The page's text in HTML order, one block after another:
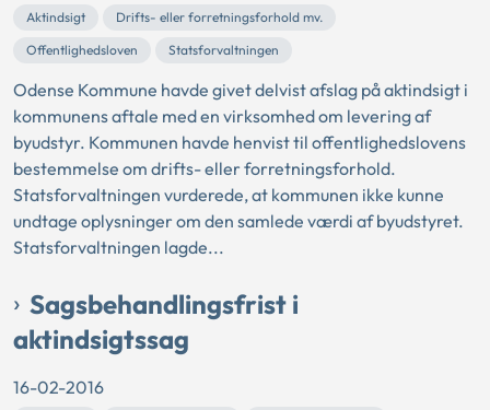
Aktindsigt
Drifts- eller forretningsforhold mv.
Offentlighedsloven
Statsforvaltningen
Odense Kommune havde givet delvist afslag på aktindsigt i
kommunens aftale med en virksomhed om levering af
byudstyr. Kommunen havde henvist til offentlighedslovens
bestemmelse om drifts- eller forretningsforhold.
Statsforvaltningen vurderede, at kommunen ikke kunne
undtage oplysninger om den samlede værdi af byudstyret.
Statsforvaltningen lagde...
Sagsbehandlingsfrist i
aktindsigtssag
16-02-2016